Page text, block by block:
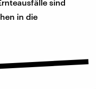
sind
in die